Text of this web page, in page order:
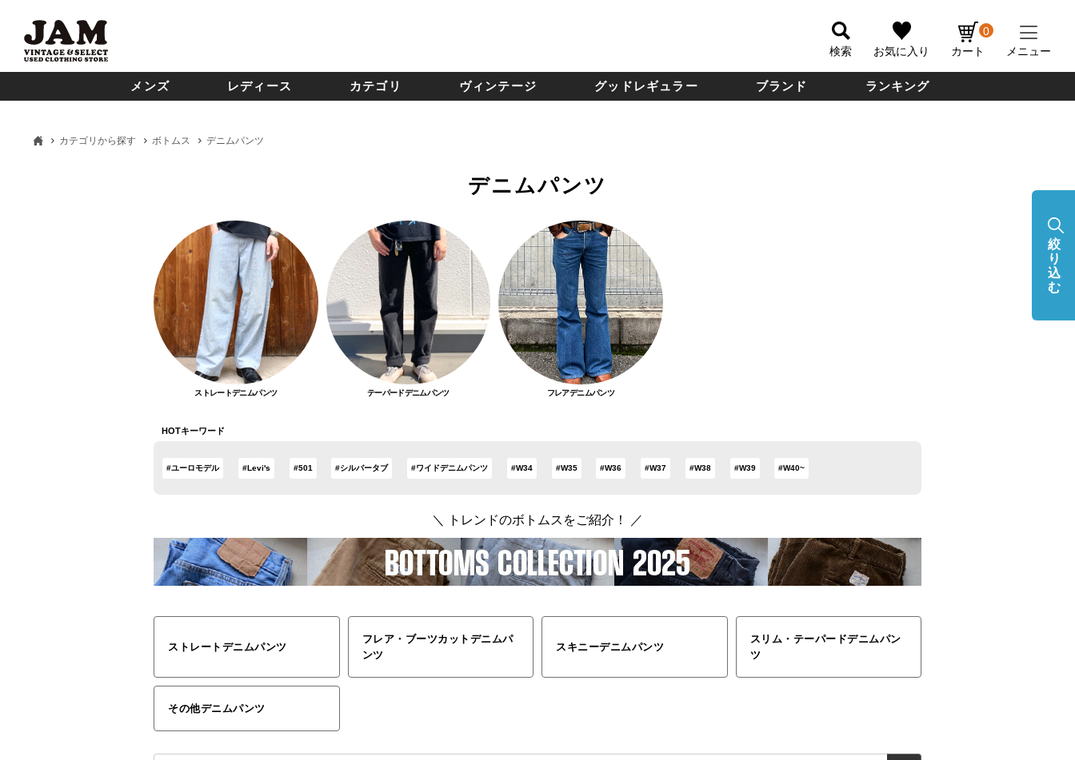
検索 お気に入り カート
0
メニュー
メンズ レディース カテゴリ ヴィンテージ グッドレギュラー ブランド ランキング
カテゴリから探す ボトムス デニムパンツ
デニムパンツ
ストレートデニムパンツ テーパードデニムパンツ フレアデニムパンツ
HOTキーワード
#ユーロモデル #Levi's #501 #シルバータブ #ワイドデニムパンツ #W34 #W35 #W36 #W37 #W38 #W39 #W40~
＼ トレンドのボトムスをご紹介！ ／
ストレートデニムパンツ
フレア・ブーツカットデニムパ
ンツ
スキニーデニムパンツ
スリム・テーパードデニムパン
ツ
その他デニムパンツ
絞
り
込
む